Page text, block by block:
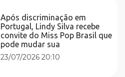
Após discriminação em
Portugal, Lindy Silva recebe
convite do Miss Pop Brasil que
pode mudar sua
23/07/2026 20:10